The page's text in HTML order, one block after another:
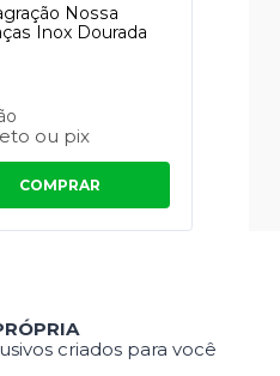
Nossa
Inox Dourada
ou pix
COMPRAR
criados para você